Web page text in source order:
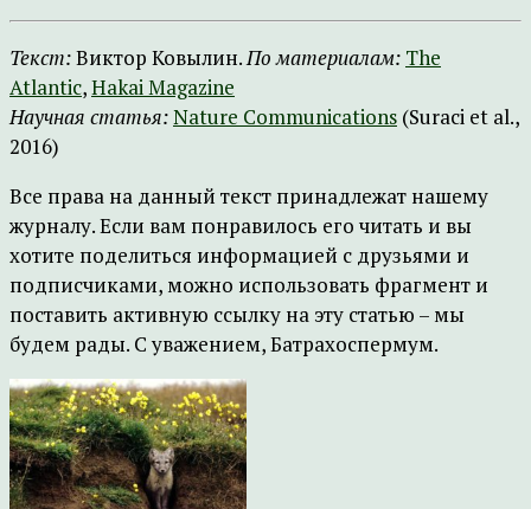
Текст:Виктор Ковылин.По материалам: The
Atlantic,Hakai Magazine
Научная статья:Nature Communications (Suraci et al.,
2016)
Все права на данный текст принадлежат нашему
журналу. Если вам понравилось его читать и вы
хотите поделиться информацией с друзьями и
подписчиками, можно использовать фрагмент и
поставить активную ссылку на эту статью – мы
будем рады. С уважением, Батрахоспермум.